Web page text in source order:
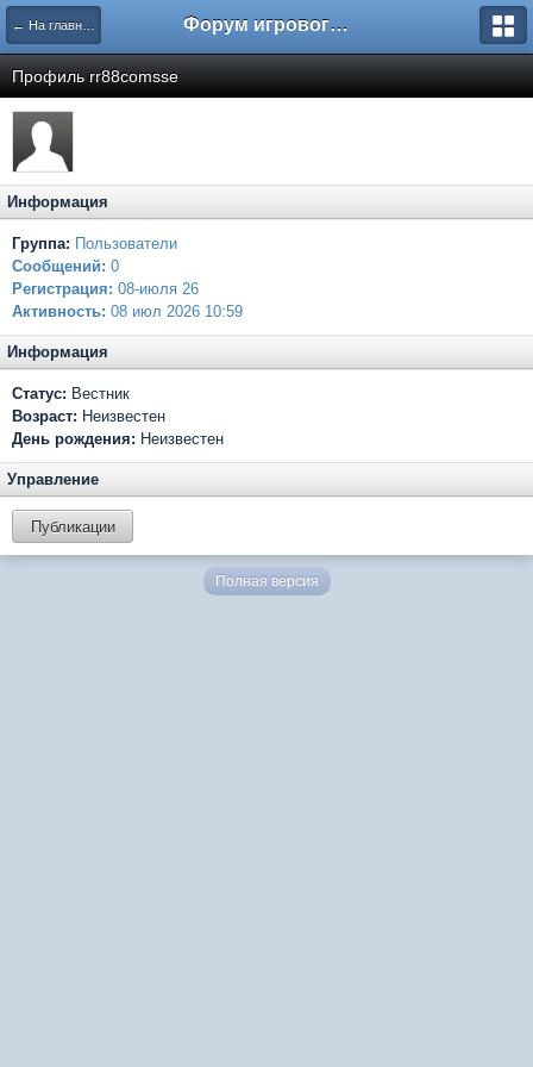
← На главную Форум игрового проекта Riverrise
Профиль rr88comsse
Информация
Группа: Пользователи
Сообщений: 0
Регистрация: 08-июля 26
Активность: 08 июл 2026 10:59
Информация
Статус: Вестник
Возраст: Неизвестен
День рождения: Неизвестен
Управление
Публикации
Полная версия